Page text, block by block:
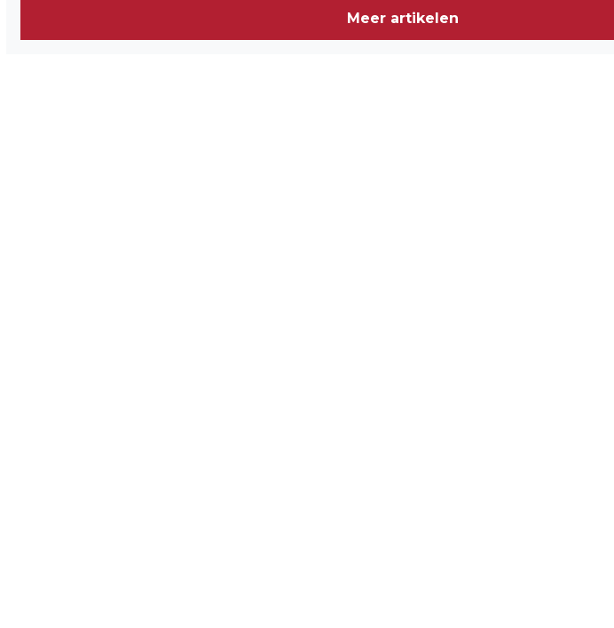
Meer artikelen